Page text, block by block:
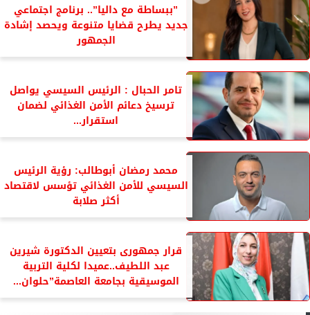
”ببساطة مع داليا”.. برنامج اجتماعي
جديد يطرح قضايا متنوعة ويحصد إشادة
الجمهور
تامر الحبال : الرئيس السيسي يواصل
ترسيخ دعائم الأمن الغذائي لضمان
استقرار...
محمد رمضان أبوطالب: رؤية الرئيس
السيسي للأمن الغذائي تؤسس لاقتصاد
أكثر صلابة
قرار جمهورى بتعيين الدكتورة شيرين
عبد اللطيف..عميدا لكلية التربية
الموسيقية بجامعة العاصمة”حلوان...